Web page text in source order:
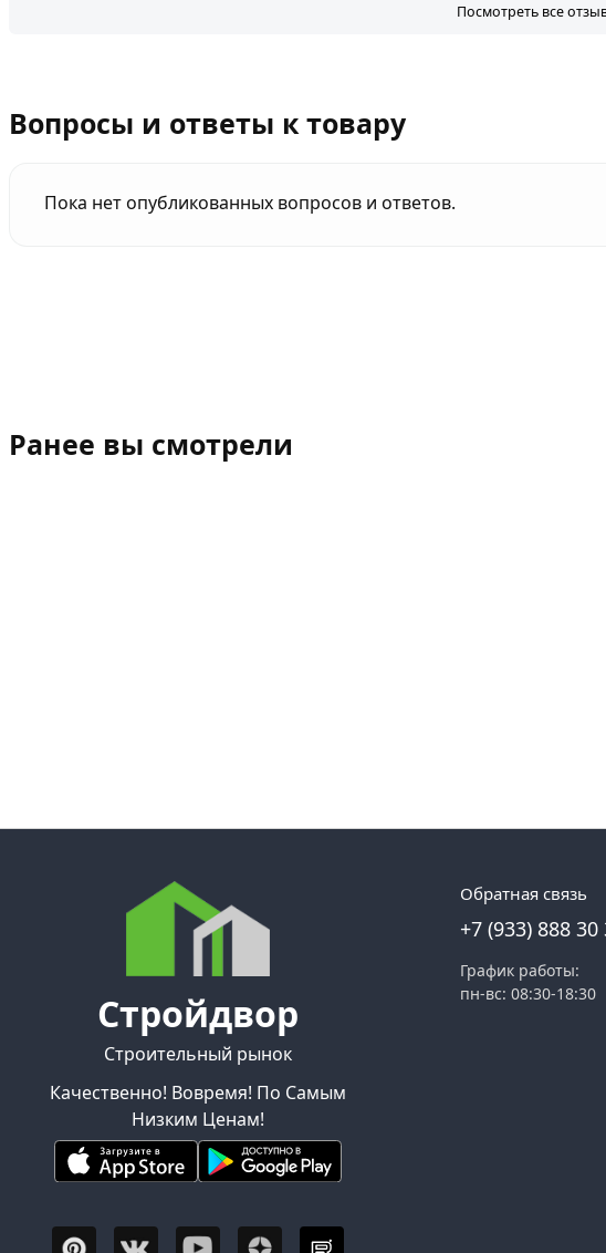
Посмотреть все
Вопросы и ответы к товару
Пока нет опубликованных вопросов и ответов.
Ранее вы смотрели
Стройдвор
Строительный рынок
Качественно! Вовремя! По Самым
Низким Ценам!
Обратная связь
+7 (933) 888 30
График работы:
пн-вс: 08:30-18:30